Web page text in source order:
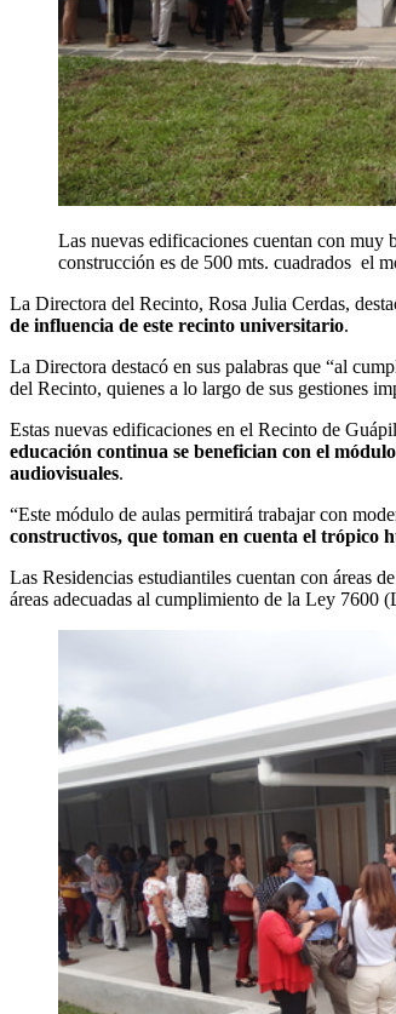
Las nuevas edificaciones cuentan con muy
construcción es de 500 mts. cuadrados el
La Directora del Recinto, Rosa Julia Cerdas,
de influencia de este recinto universitario.
La Directora destacó en sus palabras que “al
del Recinto, quienes a lo largo de sus gestiones
Estas nuevas edificaciones en el Recinto de
educación continua se benefician con el
audiovisuales.
“Este módulo de aulas permitirá trabajar con
constructivos, que toman en cuenta el trópico
Las Residencias estudiantiles cuentan con áreas
áreas adecuadas al cumplimiento de la Ley 7600